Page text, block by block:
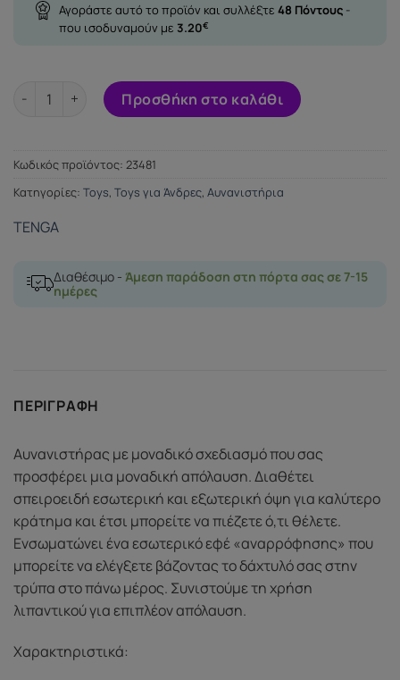
Αγοράστε αυτό το προϊόν και συλλέξτε 48 Πόντους -
που ισοδυναμούν με 3.20€
Masturbator Flex White ποσότητα
Προσθήκη στο καλάθι
Κωδικός προϊόντος: 23481
Κατηγορίες: Toys, Toys για Άνδρες, Αυνανιστήρια
TENGA
Διαθέσιμο - Άμεση παράδοση στη πόρτα σας σε 7-15
ημέρες
ΠΕΡΙΓΡΑΦΉ
Αυνανιστήρας με μοναδικό σχεδιασμό που σας
προσφέρει μια μοναδική απόλαυση. Διαθέτει
σπειροειδή εσωτερική και εξωτερική όψη για καλύτερο
κράτημα και έτσι μπορείτε να πιέζετε ό,τι θέλετε.
Ενσωματώνει ένα εσωτερικό εφέ «αναρρόφησης» που
μπορείτε να ελέγξετε βάζοντας το δάχτυλό σας στην
τρύπα στο πάνω μέρος. Συνιστούμε τη χρήση
λιπαντικού για επιπλέον απόλαυση.
Χαρακτηριστικά: